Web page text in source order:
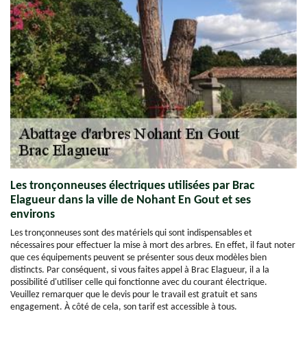
Les tronçonneuses électriques utilisées par Brac
Elagueur dans la ville de Nohant En Gout et ses
environs
Les tronçonneuses sont des matériels qui sont indispensables et
nécessaires pour effectuer la mise à mort des arbres. En effet, il faut noter
que ces équipements peuvent se présenter sous deux modèles bien
distincts. Par conséquent, si vous faites appel à Brac Elagueur, il a la
possibilité d'utiliser celle qui fonctionne avec du courant électrique.
Veuillez remarquer que le devis pour le travail est gratuit et sans
engagement. À côté de cela, son tarif est accessible à tous.